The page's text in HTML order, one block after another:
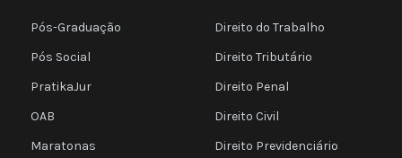
Pós-Graduação
Pós Social
PratikaJur
OAB
Maratonas
Direito do Trabalho
Direito Tributário
Direito Penal
Direito Civil
Direito Previdenciário